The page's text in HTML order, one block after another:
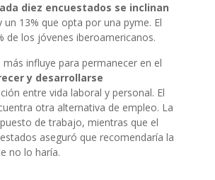
diez encuestados se inclinan
13% que opta por una pyme. El
de los jóvenes iberoamericanos.
influye para permanecer en el
y desarrollarse
entre vida laboral y personal. El
otra alternativa de empleo. La
de trabajo, mientras que el
aseguró que recomendaría la
no lo haría.